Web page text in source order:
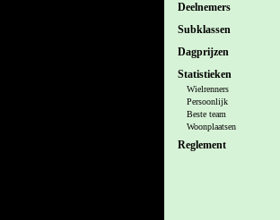
Deelnemers
Subklassen
Dagprijzen
Statistieken
Wielrenners
Persoonlijk
Beste team
Woonplaatsen
Reglement